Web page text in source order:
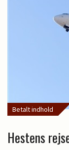
Betalt indhold
Hestens